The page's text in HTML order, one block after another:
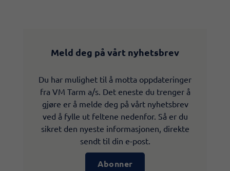
Meld deg på vårt nyhetsbrev
Du har mulighet til å motta oppdateringer
fra VM Tarm a/s. Det eneste du trenger å
gjøre er å melde deg på vårt nyhetsbrev
ved å fylle ut feltene nedenfor. Så er du
sikret den nyeste informasjonen, direkte
sendt til din e-post.
Abonner